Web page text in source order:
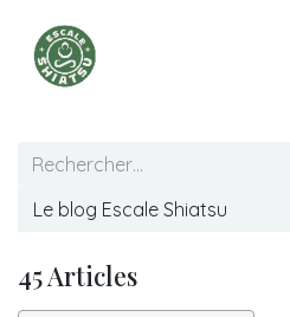
Le blog Escale Shiatsu
45 Articles